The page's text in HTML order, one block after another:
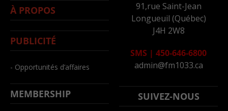
À PROPOS
PUBLICITÉ
- Opportunités d’affaires
MEMBERSHIP
91,rue Saint-Jean
Longueuil (Québec)
J4H 2W8
SMS | 450-646-6800
admin@fm1033.ca
SUIVEZ-NOUS